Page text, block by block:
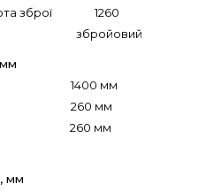
зброї 1260
збройовий
1400 мм
260 мм
260 мм
мм